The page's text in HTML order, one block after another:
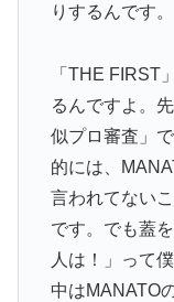
りするんです。
「THE FIRST
るんですよ。
似プロ審査」
的には、
言われてない
です。でも蓋
人は！」って
中はMANATO